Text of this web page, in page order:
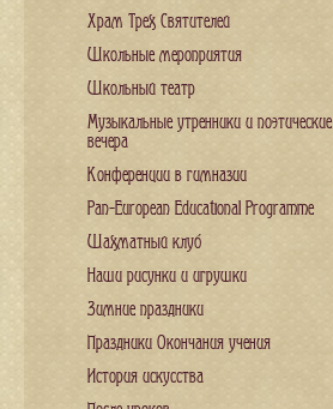
Храм Трех Святителей
Школьные мероприятия
Школьный театр
Музыкальные утренники и поэтические
вечера
Конференции в гимназии
Pan-European Educational Programme
Шахматный клуб
Наши рисунки и игрушки
Зимние праздники
Праздники Окончания учения
История искусства